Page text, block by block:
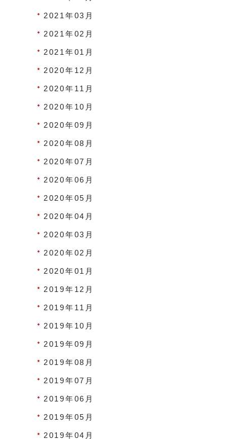
2021年03月
2021年02月
2021年01月
2020年12月
2020年11月
2020年10月
2020年09月
2020年08月
2020年07月
2020年06月
2020年05月
2020年04月
2020年03月
2020年02月
2020年01月
2019年12月
2019年11月
2019年10月
2019年09月
2019年08月
2019年07月
2019年06月
2019年05月
2019年04月